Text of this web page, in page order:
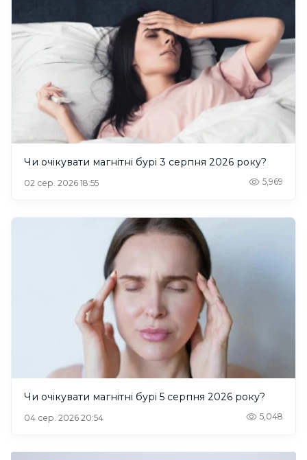
Чи очікувати магнітні бурі 3 серпня 2026 року?
02 сер. 2026 18:55 5,969
Чи очікувати магнітні бурі 5 серпня 2026 року?
04 сер. 2026 20:54 5,048